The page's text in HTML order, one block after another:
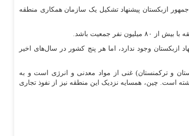
ازبکستان پیشنهاد تشکیل یک سازمان همکاری منطقه
جمعیت باشد.
ازبکستان وجود ندارد، اما هر پنج کشور در سال‌های اخیر
و ترکمنستان) غنی از مواد معدنی و انرژی است و به
است. چین، همسایه نزدیک این منطقه نیز از نفوذ تجاری